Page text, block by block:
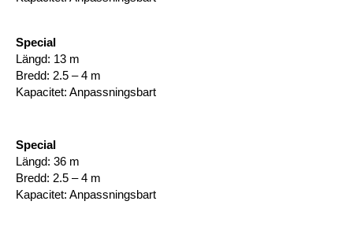
Special
Längd: 13 m
Bredd: 2.5 – 4 m
Kapacitet: Anpassningsbart
Special
Längd: 36 m
Bredd: 2.5 – 4 m
Kapacitet: Anpassningsbart